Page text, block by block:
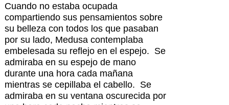
Cuando no estaba ocupada
compartiendo sus pensamientos sobre
su belleza con todos los que pasaban
por su lado, Medusa contemplaba
embelesada su reflejo en el espejo. Se
admiraba en su espejo de mano
durante una hora cada mañana
mientras se cepillaba el cabello. Se
admiraba en su ventana oscurecida por